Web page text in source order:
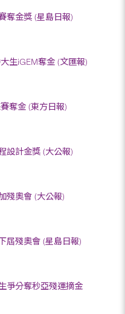
奪金獎 (星島日報)
生iGEM奪金 (文匯報)
奪金 (東方日報)
設計金獎 (大公報)
殘奧會 (大公報)
屆殘奧會 (星島日報)
爭分奪秒亞殘運摘金